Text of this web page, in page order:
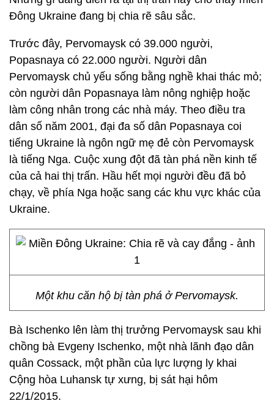
Đông Ukraine đang bị chia rẽ sâu sắc.
Trước đây, Pervomaysk có 39.000 người,
Popasnaya có 22.000 người. Người dân
Pervomaysk chủ yếu sống bằng nghề khai thác mỏ;
còn người dân Popasnaya làm nông nghiệp hoặc
làm công nhân trong các nhà máy. Theo điều tra
dân số năm 2001, đại đa số dân Popasnaya coi
tiếng Ukraine là ngôn ngữ mẹ đẻ còn Pervomaysk
là tiếng Nga. Cuộc xung đột đã tàn phá nền kinh tế
của cả hai thị trấn. Hầu hết mọi người đều đã bỏ
chạy, về phía Nga hoặc sang các khu vực khác của
Ukraine.
Một khu căn hộ bị tàn phá ở Pervomaysk.
Bà Ischenko lên làm thị trưởng Pervomaysk sau khi
chồng bà Evgeny Ischenko, một nhà lãnh đạo dân
quân Cossack, một phần của lực lượng ly khai
Cộng hòa Luhansk tự xưng, bị sát hại hôm
22/1/2015.